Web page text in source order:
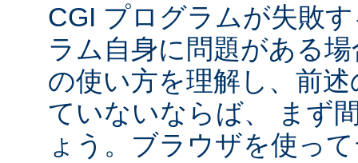
CGI プログラムが失敗
ラム自身に問題がある
の使い方を理解し、前
ていないならば、 まず
ょう。ブラウザを使っ